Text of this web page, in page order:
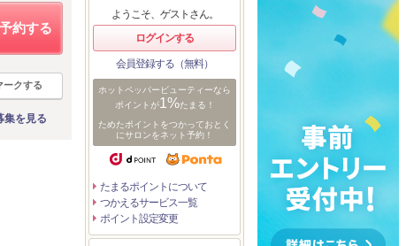
約する
ークする
集を見る
ようこそ、ゲストさん。
ログインする
会員登録する（無料）
ホットペッパービューティーなら
ポイントが1%たまる！
ためたポイントをつかっておとく
にサロンをネット予約！
たまるポイントについて
つかえるサービス一覧
ポイント設定変更